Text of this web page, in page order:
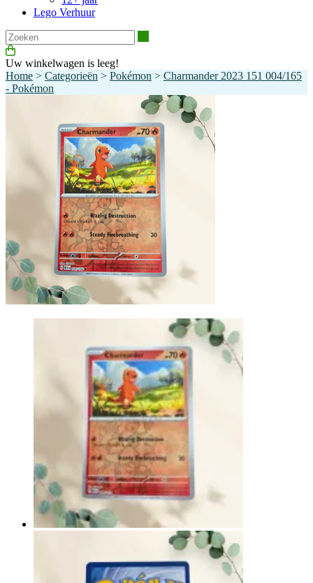
Lego Verhuur
Uw winkelwagen is leeg!
Home > Categorieën > Pokémon > Charmander 2023 151 004/165
- Pokémon